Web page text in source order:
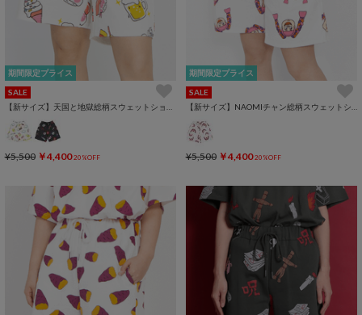
期間限定プライス
SALE
¥5,500 ￥4,400 20%OFF
期間限定プライス
SALE
¥5,500 ￥4,400 20%OFF